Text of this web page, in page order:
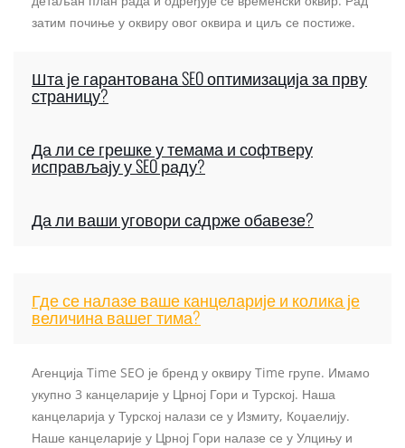
затим почиње у оквиру овог оквира и циљ се постиже.
Шта је гарантована SEO оптимизација за прву
страницу?
Да ли се грешке у темама и софтверу
исправљају у SEO раду?
Да ли ваши уговори садрже обавезе?
Где се налазе ваше канцеларије и колика је
величина вашег тима?
Агенција Time SEO је бренд у оквиру Time групе. Имамо
укупно 3 канцеларије у Црној Гори и Турској. Наша
канцеларија у Турској налази се у Измиту, Коџаелију.
Наше канцеларије у Црној Гори налазе се у Улцињу и